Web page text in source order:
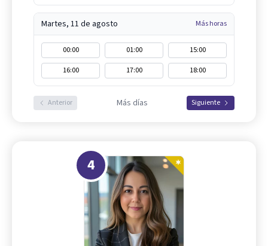
Martes, 11 de agosto Más horas
00:00 01:00
15:00
16:00
17:00 18:00
Anterior Más días Siguiente
4